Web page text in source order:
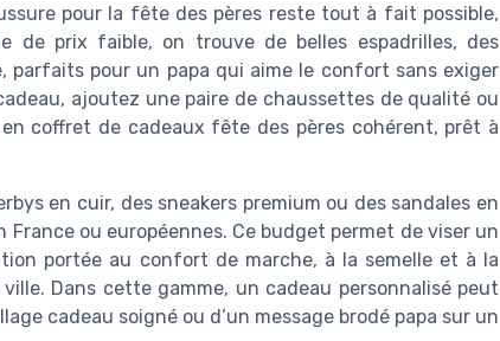
pour la fête des pères reste tout à fait possible,
de prix faible, on trouve de belles espadrilles, des
parfaits pour un papa qui aime le confort sans exiger
ajoutez une paire de chaussettes de qualité ou
coffret de cadeaux fête des pères cohérent, prêt à
en cuir, des sneakers premium ou des sandales en
ou européennes. Ce budget permet de viser un
portée au confort de marche, à la semelle et à la
Dans cette gamme, un cadeau personnalisé peut
cadeau soigné ou d’un message brodé papa sur un